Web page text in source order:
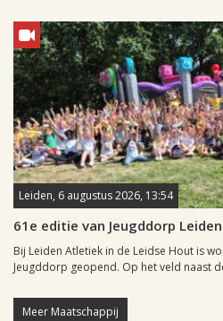
Leiden, 6 augustus 2026, 13:54
61e editie van Jeugddorp
Bij Leiden Atletiek in de Leidse Hout is
Jeugddorp geopend. Op het veld naast
Meer Maatschappij